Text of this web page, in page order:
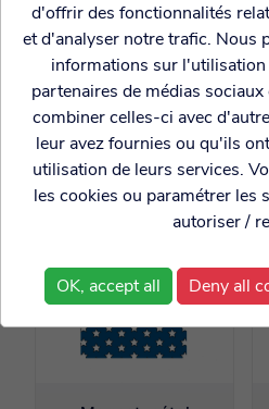
Porte clés Wonder
7.99€
d'offrir des fonctionnalités
et d'analyser notre trafic. Nous
informations sur l'utilisation
partenaires de médias
combiner celles-ci avec
leur avez fournies ou qu'ils
utilisation de leurs services.
les cookies ou paramétrer les
autoriser /
OK, accept all Deny all